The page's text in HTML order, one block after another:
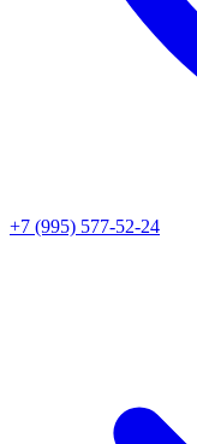
+7 (995) 577-52-24